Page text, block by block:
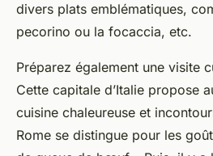
divers plats emblématiques,
pecorino ou la focaccia, etc.
Préparez également une visite
Cette capitale d’Italie propose
cuisine chaleureuse et
Rome se distingue pour les